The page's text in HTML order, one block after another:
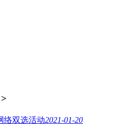
>
络双选活动2021-01-20